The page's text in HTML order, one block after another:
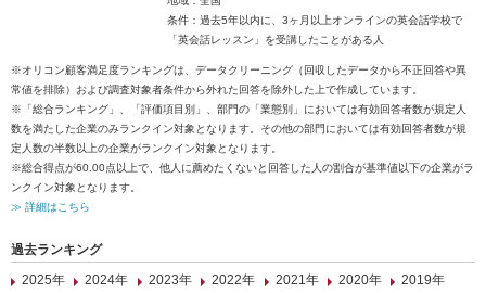
条件：過去5年以内に、3ヶ月以上オンラインの英会話学校で
「英会話レッスン」を受講したことがある人
※オリコン顧客満足度ランキングは、データクリーニング（回収したデータから不正回答や異
常値を排除）および調査対象者条件から外れた回答を除外した上で作成しています。
※「総合ランキング」、「評価項目別」、部門の「業態別」においては有効回答者数が規定人
数を満たした企業のみランクイン対象となります。その他の部門においては有効回答者数が規
定人数の半数以上の企業がランクイン対象となります。
※総合得点が60.00点以上で、他人に薦めたくないと回答した人の割合が基準値以下の企業がラ
ンクイン対象となります。
≫ 詳細はこちら
過去ランキング
2025年
2024年 2023年 2022年 2021年 2020年
2019年